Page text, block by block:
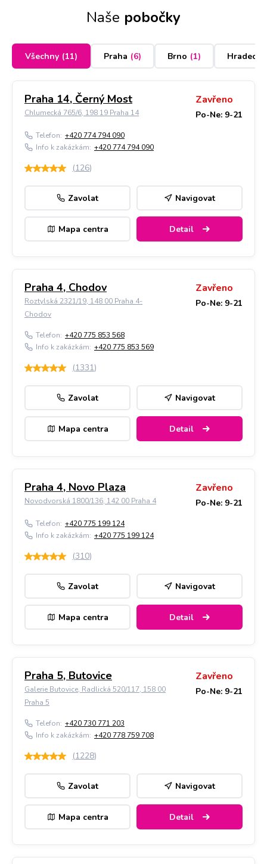
Naše pobočky
Všechny (11) Praha (6) Brno (1) Hradec
Praha 14, Černý Most
Chlumecká 765/6, 198 19 Praha 14
Zavřeno
Po-Ne: 9-21
Telefon: +420 774 794 090
Info k zakázkám: +420 774 794 090
(126)
Zavolat Navigovat
Mapa centra Detail
Praha 4, Chodov
Roztylská 2321/19, 148 00 Praha 4-
Chodov
Zavřeno
Po-Ne: 9-21
Telefon: +420 775 853 568
Info k zakázkám: +420 775 853 569
(1331)
Zavolat Navigovat
Mapa centra Detail
Praha 4, Novo Plaza
Novodvorská 1800/136, 142 00 Praha 4
Zavřeno
Po-Ne: 9-21
Telefon: +420 775 199 124
Info k zakázkám: +420 775 199 124
(310)
Zavolat Navigovat
Mapa centra Detail
Praha 5, Butovice
Galerie Butovice, Radlická 520/117, 158 00
Praha 5
Zavřeno
Po-Ne: 9-21
Telefon: +420 730 771 203
Info k zakázkám: +420 778 759 708
(1228)
Zavolat Navigovat
Mapa centra Detail